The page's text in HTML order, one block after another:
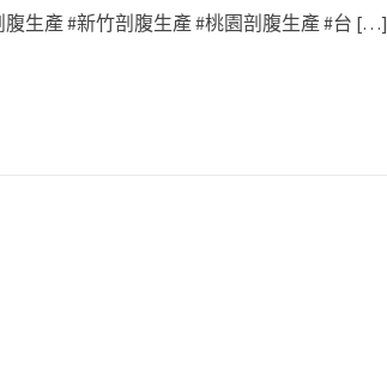
生產 #新竹剖腹生產 #桃園剖腹生產 #台 […]